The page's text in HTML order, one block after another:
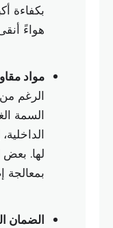
بكفاءة
هواءً
مواد
الرغم
السمة
لها. بعض
بمعالجة
الضمان